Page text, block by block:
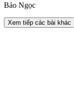
Bảo Ngọc
Xem tiếp các bài khác